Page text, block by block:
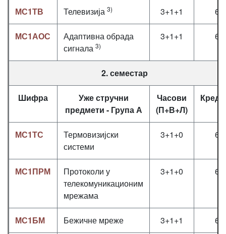
МС1ТВ Телевизија 3) 3+1+1 6
МС1АОС
Адаптивна обрада
сигнала 3)
3+1+1 6
2. семестар
Шифра
Уже стручни
предмети - Група А
Часови
(П+В+Л)
МС1ТС
Термовизијски
системи
3+1+0 6
МС1ПРМ
Протоколи у
телекомуникационим
мрежама
3+1+0 6
МС1БМ Бежичне мреже 3+1+1 6